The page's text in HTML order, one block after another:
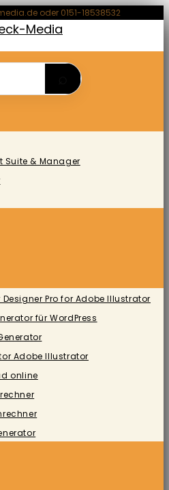
oder 0151-18538532
Suite & Manager
Pro for Adobe Illustrator
für WordPress
Adobe Illustrator
online